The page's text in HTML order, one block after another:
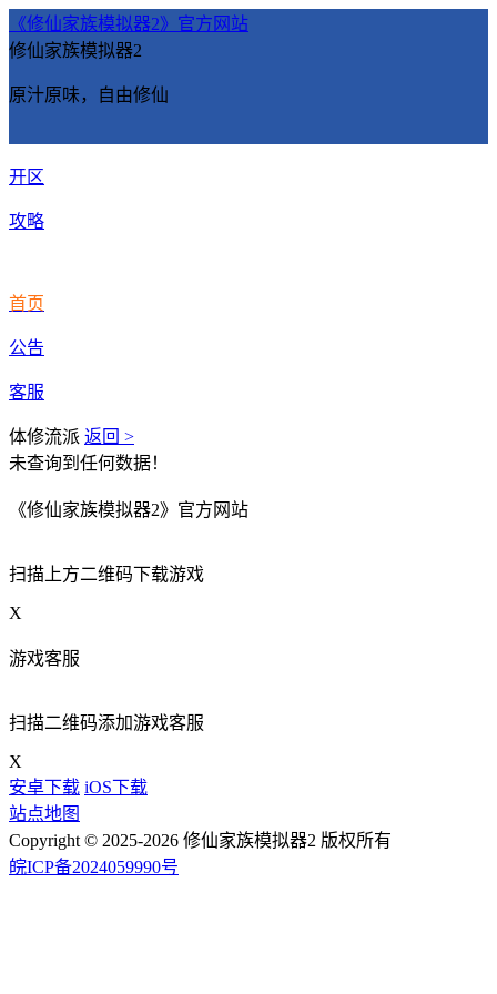
《修仙家族模拟器2》官方网站
修仙家族模拟器2
原汁原味，自由修仙
开区
攻略
首页
公告
客服
体修流派 返回 >
未查询到任何数据！
《修仙家族模拟器2》官方网站
扫描上方二维码下载游戏
X
游戏客服
扫描二维码添加游戏客服
X
安卓下载 iOS下载
站点地图
Copyright © 2025-2026 修仙家族模拟器2 版权所有
皖ICP备2024059990号